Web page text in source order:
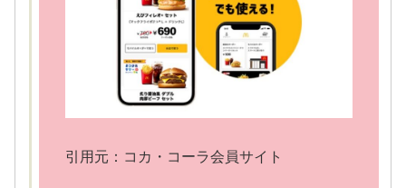
引用元：コカ・コーラ会員サイト